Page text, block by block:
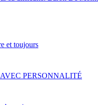
et toujours
PERSONNALITÉ